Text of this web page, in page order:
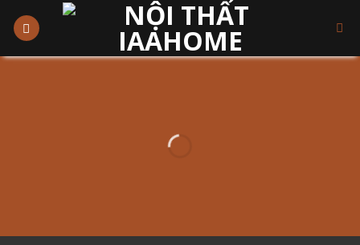
THIẾT KẾ NỘI THẤT
chuyên nhận thiết kế nội , ngoại thất cho nhà hàng , khách sạn , biệt thự , nhà dân dụng.. Với kinh nghiệm làm việc